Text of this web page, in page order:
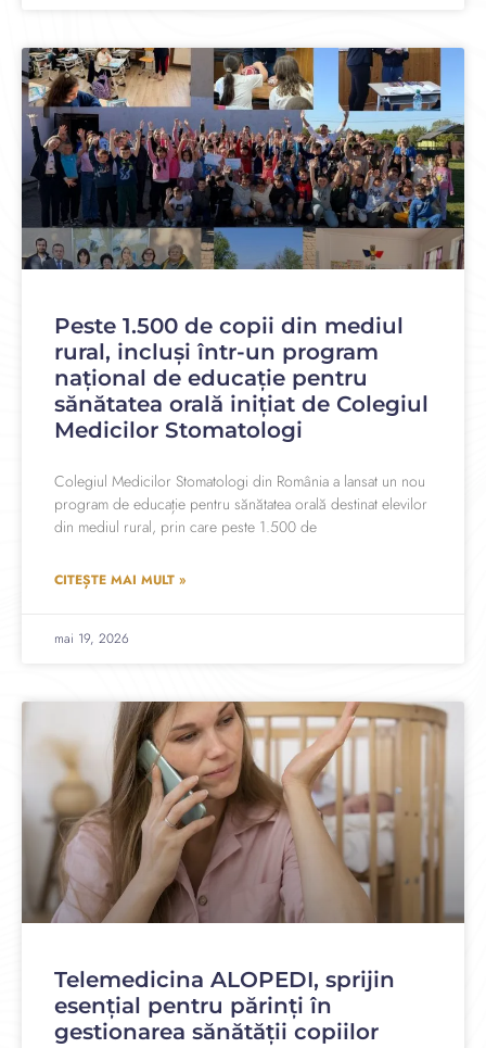
Peste 1.500 de copii din mediul
rural, incluși într-un program
național de educație pentru
sănătatea orală inițiat de Colegiul
Medicilor Stomatologi
Colegiul Medicilor Stomatologi din România a lansat un nou
program de educație pentru sănătatea orală destinat elevilor
din mediul rural, prin care peste 1.500 de
CITEȘTE MAI MULT »
mai 19, 2026
Telemedicina ALOPEDI, sprijin
esențial pentru părinți în
gestionarea sănătății copiilor